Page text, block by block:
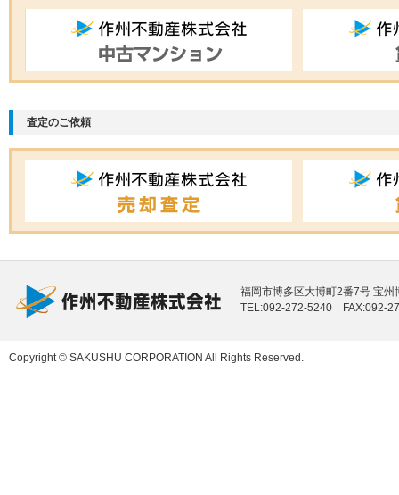
査定のご依頼
福岡市博多区大博町2番7号 宝州
TEL:092-272-5240 FAX:092-
Copyright © SAKUSHU CORPORATION All Rights Reserved.